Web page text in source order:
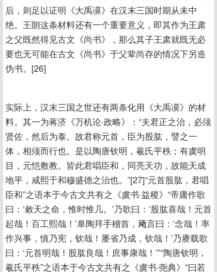
后，则足以证明《大禹谟》在汉末三国时期从未中
绝。王朗这条材料还有一个重要意义，即其作为王肃
之父既然得见古文《尚书》，那么其子王肃就既无必
要也无可能在古文《尚书》于父辈尚存的情况下另造
伪书。[26]
实际上，汉末三国之世还有两条化用《大禹谟》的材
料。其一为蒋济《万机论·政略》：“夫君正之治，必须
贤佐，然后为泰。故君称元首，臣为股肱，譬之一
体，相须而行也。是以陶唐钦明，羲氏平秩；有虞明
目，元恺敷教。皆此君唱臣和，同亮天功，故能天成
地平，咸熙于和穆盛德之治也。”[27]“元首股肱，君唱
臣和”之语本于今古文共有之《虞书·益稷》“帝庸作歌
曰：‘敕天之命，惟时惟几。’乃歌曰：‘股肱喜哉！元首
起哉！百工熙哉！’皋陶拜手稽首，飏言曰：‘念哉！率
作兴事，慎乃宪，钦哉！屡省乃成，钦哉！’乃赓载歌
曰：‘元首明哉！股肱良哉！庶事康哉！’”“陶唐钦明，
羲氏平秩”之语本于今古文共有之《虞书·尧典》“曰若